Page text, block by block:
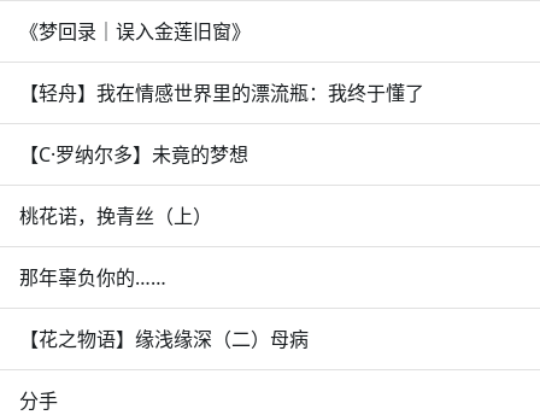
《梦回录｜误入金莲旧窗》
【轻舟】我在情感世界里的漂流瓶：我终于懂了
【C·罗纳尔多】未竟的梦想
桃花诺，挽青丝（上）
那年辜负你的……
【花之物语】缘浅缘深（二）母病
分手